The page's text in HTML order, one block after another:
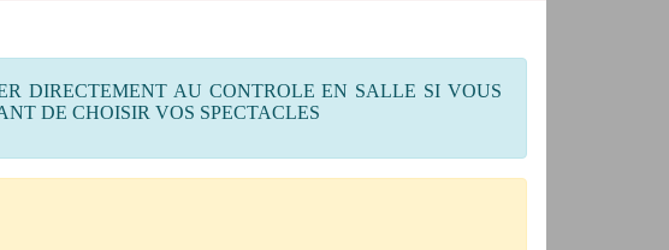
DIRECTEMENT AU CONTROLE EN SALLE SI VOUS
DE CHOISIR VOS SPECTACLES